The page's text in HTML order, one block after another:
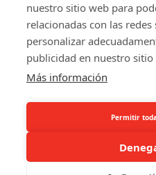
nuestro sitio web para
relacionadas con las
personalizar
publicidad en nuestro sitio
Más información
Permitir
Política